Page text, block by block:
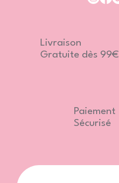
Livraison
Gratuite dès 99€
Paiement
Sécurisé